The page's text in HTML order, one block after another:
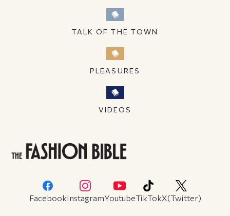
TALK OF THE TOWN
PLEASURES
VIDEOS
FacebookInstagramYoutubeTikTokX(Twitter)